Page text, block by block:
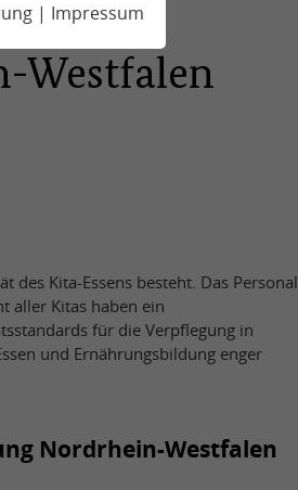
| Impressum
Westfalen
des Kita-Essens besteht. Das Personal
aller Kitas haben ein
für die Verpflegung in
und Ernährungsbildung enger
Nordrhein-Westfalen